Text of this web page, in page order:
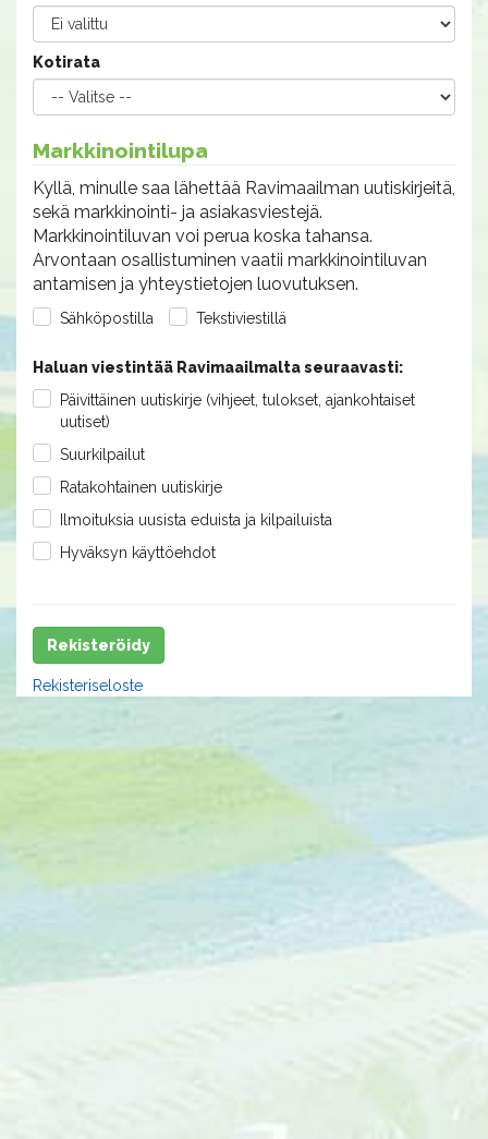
Kotirata
Markkinointilupa
Kyllä, minulle saa lähettää Ravimaailman uutiskirjeitä,
sekä markkinointi- ja asiakasviestejä.
Markkinointiluvan voi perua koska tahansa.
Arvontaan osallistuminen vaatii markkinointiluvan
antamisen ja yhteystietojen luovutuksen.
Sähköpostilla Tekstiviestillä
Haluan viestintää Ravimaailmalta seuraavasti:
Päivittäinen uutiskirje (vihjeet, tulokset, ajankohtaiset
uutiset)
Suurkilpailut
Ratakohtainen uutiskirje
Ilmoituksia uusista eduista ja kilpailuista
Hyväksyn käyttöehdot
Rekisteröidy
Rekisteriseloste